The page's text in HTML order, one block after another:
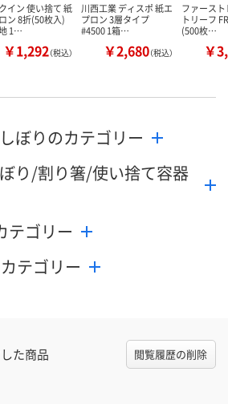
イン 使い捨て 紙
ン 8折(50枚入)
1…
￥1,292（税込）
川西工業 ディスポ 紙エ
プロン 3層タイプ
#4500 1箱…
￥2,680（税込）
ファース
トリーフ
(500枚…
￥
ぼりのカテゴリー
り/割り箸/使い捨て容器
テゴリー
テゴリー
た商品 閲覧履歴の削除